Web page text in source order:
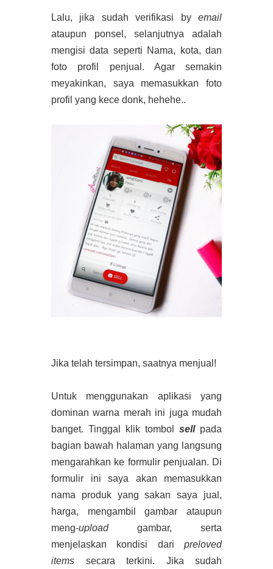
Lalu, jika sudah verifikasi by email
ataupun ponsel, selanjutnya adalah
mengisi data seperti Nama, kota, dan
foto profil penjual. Agar semakin
meyakinkan, saya memasukkan foto
profil yang kece donk, hehehe..
Jika telah tersimpan, saatnya menjual!
Untuk menggunakan aplikasi yang
dominan warna merah ini juga mudah
banget. Tinggal klik tombol sellpada
bagian bawah halaman yang langsung
mengarahkan ke formulir penjualan. Di
formulir ini saya akan memasukkan
nama produk yang sakan saya jual,
harga, mengambil gambar ataupun
meng-uploadgambar, serta
menjelaskan kondisi dari preloved
items secara terkini. Jika sudah